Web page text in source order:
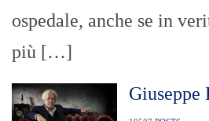
ospedale, anche se in
più […]
Giuseppe